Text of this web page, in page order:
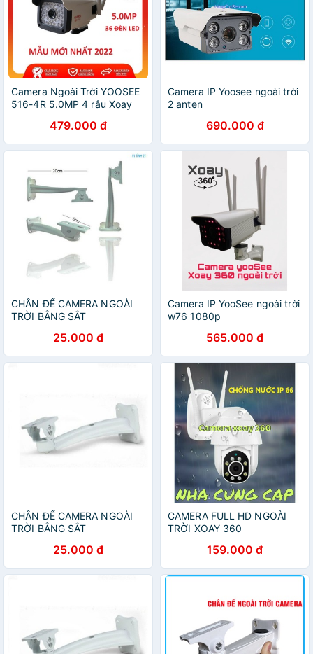
Camera Ngoài Trời YOOSEE
516-4R 5.0MP 4 râu Xoay
479.000 đ
Camera IP Yoosee ngoài trời
2 anten
690.000 đ
CHÂN ĐẾ CAMERA NGOÀI
TRỜI BẰNG SẮT
25.000 đ
Camera IP YooSee ngoài trời
w76 1080p
565.000 đ
CHÂN ĐẾ CAMERA NGOÀI
TRỜI BẰNG SẮT
25.000 đ
CAMERA FULL HD NGOÀI
TRỜI XOAY 360
159.000 đ